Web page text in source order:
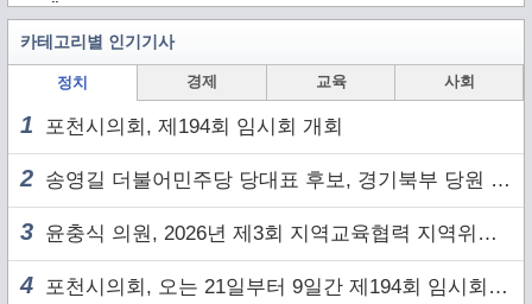
카테고리별 인기기사
정치 경제 교육 사회
1 포천시의회, 제194회 임시회 개회
2 송영길 더불어민주당 당대표 후보, 경기북부 당원 및 2030 세대와 ‘소통 행보’
3 윤충식 의원, 2026년 제3회 지역교육협력 지역위원회 주재
4 포천시의회, 오는 21일부터 9일간 제194회 임시회 개회